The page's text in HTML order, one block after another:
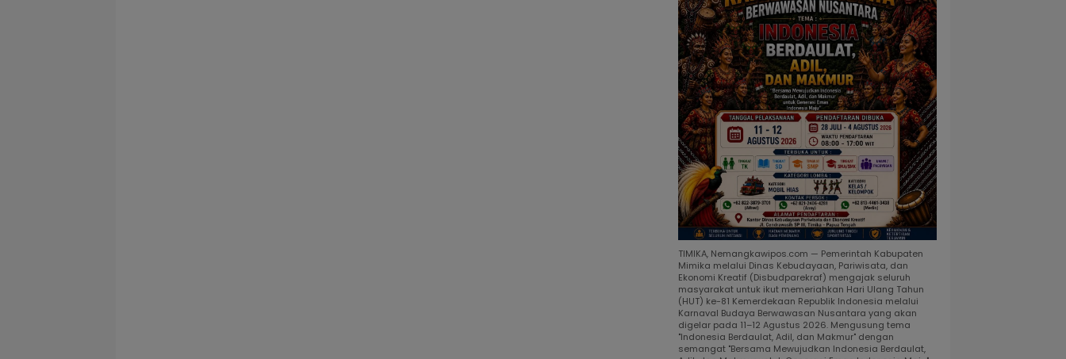
TIMIKA, Nemangkawipos.com — Pemerintah Kabupaten
Mimika melalui Dinas Kebudayaan, Pariwisata, dan
Ekonomi Kreatif (Disbudparekraf) mengajak seluruh
masyarakat untuk ikut memeriahkan Hari Ulang Tahun
(HUT) ke-81 Kemerdekaan Republik Indonesia melalui
Karnaval Budaya Berwawasan Nusantara yang akan
digelar pada 11–12 Agustus 2026. Mengusung tema
"Indonesia Berdaulat, Adil, dan Makmur" dengan
semangat "Bersama Mewujudkan Indonesia Berdaulat,